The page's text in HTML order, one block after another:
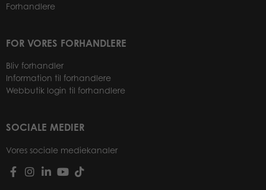
Forhandlere
FOR VORES FORHANDLERE
Bliv forhandler
Information til forhandlere
Webbutik login til forhandlere
SOCIALE MEDIER
Vores sociale mediekanaler